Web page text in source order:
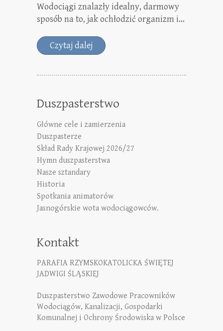
Wodociągi znalazły idealny, darmowy
sposób na to, jak ochłodzić organizm i…
Czytaj dalej
Duszpasterstwo
Główne cele i zamierzenia
Duszpasterze
Skład Rady Krajowej 2026/27
Hymn duszpasterstwa
Nasze sztandary
Historia
Spotkania animatorów
Jasnogórskie wota wodociągowców.
Kontakt
PARAFIA RZYMSKOKATOLICKA ŚWIĘTEJ
JADWIGI ŚLĄSKIEJ
Duszpasterstwo Zawodowe Pracowników
Wodociągów, Kanalizacji, Gospodarki
Komunalnej i Ochrony Środowiska w Polsce